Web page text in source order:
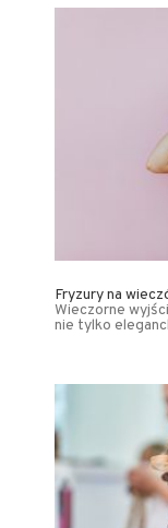
Fryzury na
Wieczorne
nie tylko